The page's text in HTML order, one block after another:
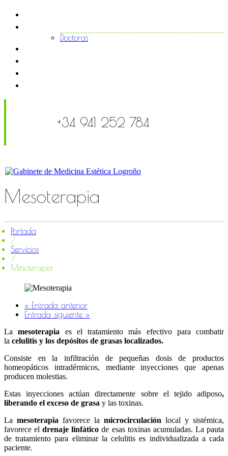
Doctoras
+34 941 252 784
Mesoterapia
Portada
/
Servicios
/
Mesoterapia
« Entrada anterior
Entrada siguiente »
Lamesoterapia es el tratamiento más efectivo para combatir
la celulitis y los depósitos de grasas localizados.
Consiste en la infiltración de pequeñas dosis de productos
homeopáticos intradérmicos, mediante inyecciones que apenas
producen molestias.
Estas inyecciones actúan directamente sobre el tejido adiposo,
liberando el exceso de grasa y las toxinas.
La mesoterapia favorece la microcirculación local y sistémica,
favorece eldrenaje linfático de esas toxinas acumuladas. La pauta
de tratamiento para eliminar la celulitis es individualizada a cada
paciente.